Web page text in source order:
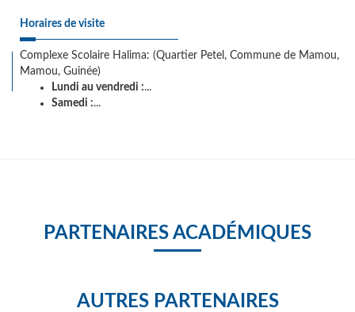
Horaires de visite
Complexe Scolaire Halima: (Quartier Petel, Commune de Mamou,
Mamou, Guinée)
Lundi au vendredi :...
Samedi :...
PARTENAIRES ACADÉMIQUES
AUTRES PARTENAIRES